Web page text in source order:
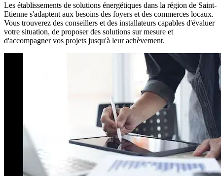
Les établissements de solutions énergétiques dans la région de Saint-
Etienne s'adaptent aux besoins des foyers et des commerces locaux.
Vous trouverez des conseillers et des installateurs capables d'évaluer
votre situation, de proposer des solutions sur mesure et
d'accompagner vos projets jusqu'à leur achèvement.